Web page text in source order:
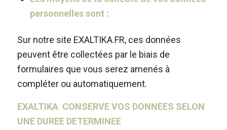
personnelles sont :
Sur notre site EXALTIKA.FR, ces données
peuvent être collectées par le biais de
formulaires que vous serez amenés à
compléter ou automatiquement.
EXALTIKA CONSERVE VOS DONNEES SELON
UNE DUREE DETERMINEE